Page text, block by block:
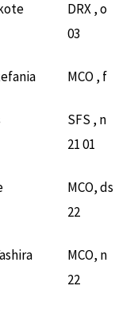
DRX , o
03
MCO , f
SFS , n
21 01
MCO, ds
22
MCO, n
22